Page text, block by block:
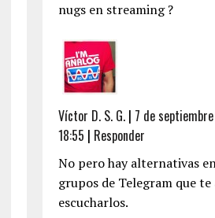
nugs en streaming ?
Víctor D. S. G.| 7 de
18:55 | Responder
No pero hay alternativas
grupos de Telegram que te
escucharlos.